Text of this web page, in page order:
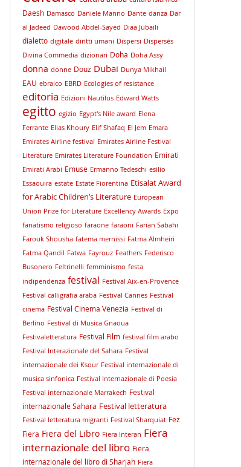
Daesh Damasco Daniele Manno Dante danza Dar
al Jadeed Dawood Abdel-Sayed Diaa Jubaili
dialetto digitale diritti umani Dispersi Dispersés
Divina Commedia dizionari Doha Doha Assy
donna donne Douz Dubai Dunya Mikhail
EAU ebraico EBRD Ecologies of resistance
editoria Edizioni Nautilus Edward Watts
egitto egizio Egypt's Nile award Elena
Ferrante Elias Khoury Elif Shafaq El Jem Emara
Emirates Airline festival Emirates Airline Festival
Literature Emirates Literature Foundation Emirati
Emirati Arabi Emuse Ermanno Tedeschi esilio
Essaouira estate Estate Fiorentina Etisalat Award
for Arabic Children’s Literature European
Union Prize for Literature Excellency Awards Expo
fanatismo religioso faraone faraoni Farian Sabahi
Farouk Shousha fatema mernissi Fatma Almheiri
Fatma Qandil Fatwa Fayrouz Feathers Federisco
Busonero Feltrinelli femminismo festa
indipendenza festival Festival Aix-en-Provence
Festival calligrafia araba Festival Cannes Festival
cinema Festival Cinema Venezia Festival di
Berlino Festival di Musica Gnaoua
Festivaletteratura Festival Film festival film arabo
Festival Interazionale del Sahara Festival
internazionale dei Ksour Festival internazionale di
musica sinfonica Festival Internazionale di Poesia
Festival internazionale Marrakech Festival
internazionale Sahara Festival letteratura
Festival letteratura migranti Festival Sharquiat Fez
Fiera Fiera del Libro Fiera Interan Fiera
internazionale del libro Fiera
internazionale del libro di Sharjah Fiera